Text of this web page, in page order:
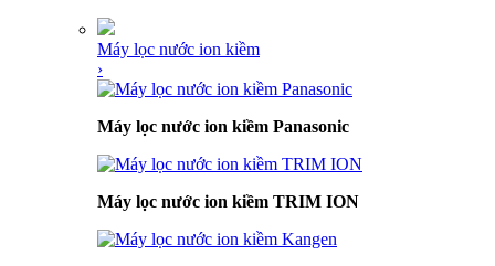
Máy lọc nước ion kiềm
›
Máy lọc nước ion kiềm Panasonic
Máy lọc nước ion kiềm TRIM ION